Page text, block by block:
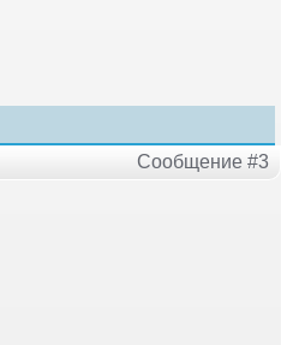
Сообщение #3